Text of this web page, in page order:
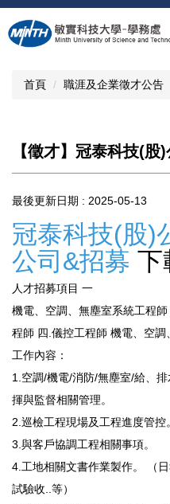
跳
到
主
首頁 職涯及企業徵才公告
【徵才】冠泰科技(股)
最後更新日期 : 2025-05-13
冠泰科技(股)
公司&招募 下
人才招募項目 一
機電、空調、無塵室系統工程
程師 四.儀控工程師 機電、空調
工作內容：
1.空調/機電/消防/無塵室/給、
揮與監督相關管理。
2.巡檢工程現場及工程進度管控。
3.與客戶協調工程相關事項。
4.工地相關文書作業製作。 （
試驗收..等）